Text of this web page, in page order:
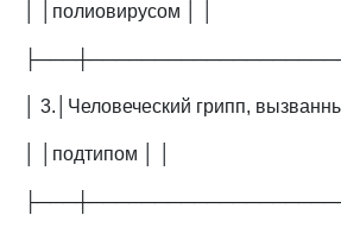
│ │полиовирусом │ │
│ 3.│Человеческий грипп,
│ │подтипом │ │